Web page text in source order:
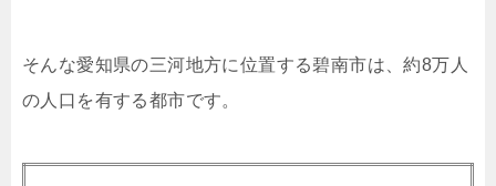
そんな愛知県の三河地方に位置する碧南市は、約8万人
の人口を有する都市です。